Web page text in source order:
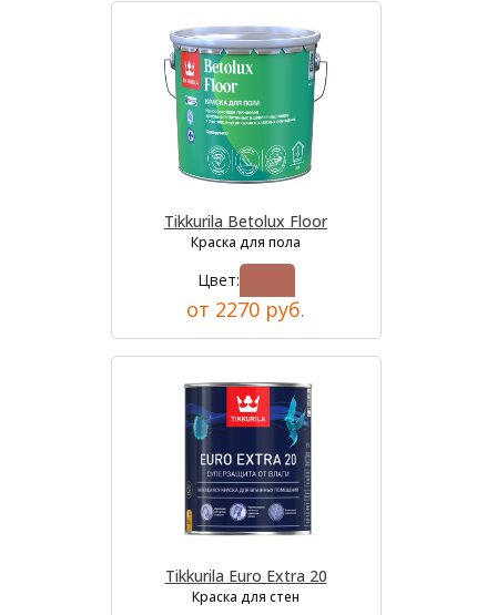
Tikkurila Betolux Floor
Краска для пола
Цвет:
от 2270 руб.
Tikkurila Euro Extra 20
Краска для стен